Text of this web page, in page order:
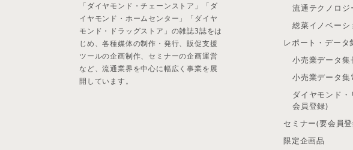
流通テクノロジ
総菜イノベーシ
レポート・データ
小売業データ集
小売業データ
ダイヤモンド
会員登録)
セミナー(要会員
限定企画品
「ダイヤモンド・チェーンストア」「ダ
イヤモンド・ホームセンター」「ダイヤ
モンド・ドラッグストア」の雑誌3誌をは
じめ、各種媒体の制作・発行、販促支援
ツールの企画制作、セミナーの企画運営
など、流通業界を中心に幅広く事業を展
開しています。